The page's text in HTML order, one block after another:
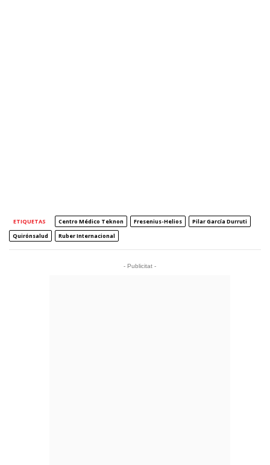
ETIQUETAS Centro Médico Teknon Fresenius-Helios
Pilar García Durruti
Quirónsalud
Ruber Internacional
- Publicitat -